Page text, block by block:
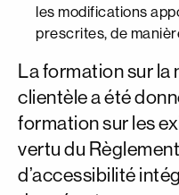
les modifications
prescrites, de
La formation sur la
clientèle a été
formation sur les
vertu du
d’accessibilité